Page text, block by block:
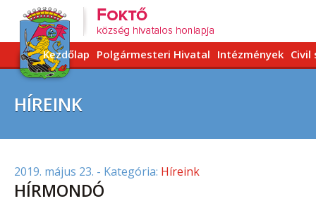
Kezdőlap Polgármesteri Hivatal Intézmények Civil
HÍREINK
2019. május 23. - Kategória: Híreink
HÍRMONDÓ